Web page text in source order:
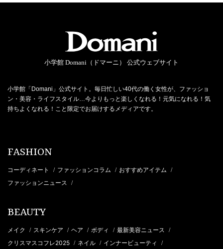
小学館 Domani（ドマーニ） 公式ウェブサイト
小学館「Domani」公式サイト。毎日忙しい40代の働く女性が、ファッショ
ン・美容・ライフスタイル…今よりもっと楽しくなれる！元気になれる！気
持ちよくなれる！こと限定でお届けするメディアです。
FASHION
コーディネート / ファッションコラム / おすすめアイテム /
ファッションニュース /
BEAUTY
メイク / スキンケア / ヘア / ボディ / 最新美容ニュース /
クリスマスコフレ2025 / ネイル / インナービューティ /